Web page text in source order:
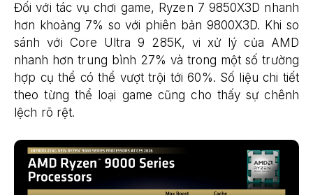
Đối với tác vụ chơi game, Ryzen 7 9850X3D nhanh
hơn khoảng 7% so với phiên bản 9800X3D. Khi so
sánh với Core Ultra 9 285K, vi xử lý của AMD
nhanh hơn trung bình 27% và trong một số trường
hợp cụ thể có thể vượt trội tới 60%. Số liệu chi tiết
theo từng thể loại game cũng cho thấy sự chênh
lệch rõ rệt.